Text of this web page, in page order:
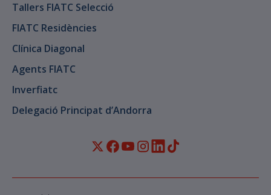
Tallers FIATC Selecció
FIATC Residències
Clínica Diagonal
Agents FIATC
Inverfiatc
Delegació Principat d’Andorra